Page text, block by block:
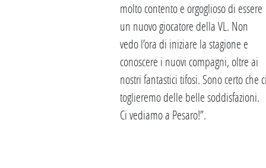
molto contento e orgoglioso di essere
un nuovo giocatore della VL. Non
vedo l’ora di iniziare la stagione e
conoscere i nuovi compagni, oltre ai
nostri fantastici tifosi. Sono certo che
toglieremo delle belle soddisfazioni.
Ci vediamo a Pesaro!”.